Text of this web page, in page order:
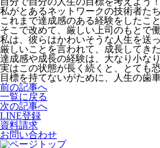
私がとあるネットワークの技術者た
これまで達成感のある経験をしたこ
そこで改めて、厳しい上司のもとで
私は、彼らはかわいそうな人生を送
厳しいことを言われて、成長してき
達成感や成長の経験は、大なり小な
実はこの状態が長く続くと、とても
目標を持てないがために、人生の歯
前の記事へ
一覧に戻る
次の記事へ
LINE登録
資料請求
お問い合わせ